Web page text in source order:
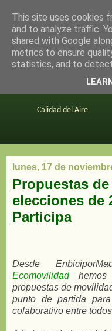
en bici
Este blog
Calidad del Aire
lunes, 17 de
Propuestas
elecciones de
Participa
Desde
Ecomovilidadhemos
propuestas de
punto de partida
colaborativo entre
This site uses cookies
and to analyze traffic.
shared with Google
metrics to ensure
statistics, and to detect